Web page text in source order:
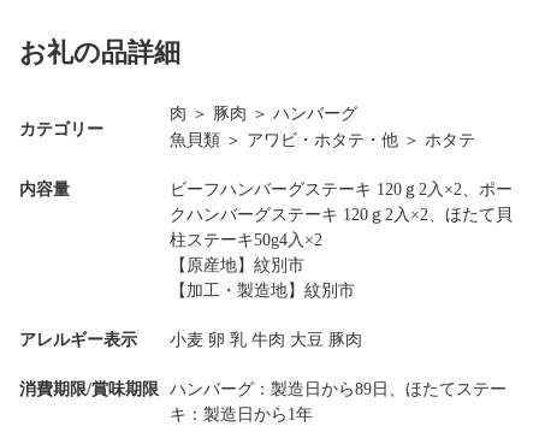
お礼の品詳細
カテゴリー
肉 ＞ 豚肉 ＞ ハンバーグ
魚貝類 ＞ アワビ・ホタテ・他 ＞ ホタテ
内容量
ビーフハンバーグステーキ 120ｇ2入×2、ポー
クハンバーグステーキ 120ｇ2入×2、ほたて貝
柱ステーキ50g4入×2
【原産地】紋別市
【加工・製造地】紋別市
アレルギー表示 小麦 卵 乳 牛肉 大豆 豚肉
消費期限/賞味期限 ハンバーグ：製造日から89日、ほたてステー
キ：製造日から1年